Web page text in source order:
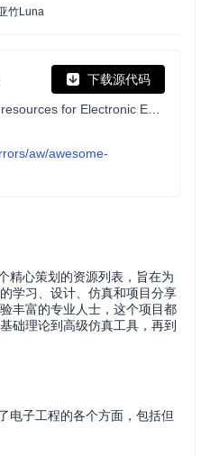
竹Luna
下载源代码
aw/awesome-
精心策划的资源列表，旨在为
学习、设计、仿真和项目分享
丰富的专业人士，这个项目都
础理论到高级仿真工具，再到
电子工程的各个方面，包括但